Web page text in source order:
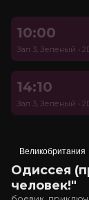
10:00
Зал 3, Зеленый •
14:10
Зал 3, Зеленый •
Великобритания
Одиссея
человек!"